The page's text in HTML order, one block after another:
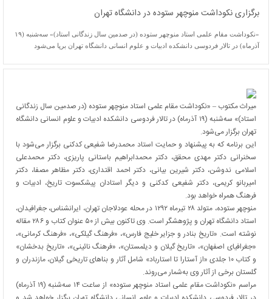
برگزاری نکوداشت منوچهر ستوده در دانشگاه تهران
«نکوداشت مقام علمی استاد منوچهر ستوده (در صدمین سال زندگانی استاد)» سه‌شنبه (۱۹
آذرماه) در تالار فردوسی دانشکده ادبیات و علوم انسانی دانشگاه تهران برپا می‌شود
میراث مکتوب – «نکوداشت مقام علمی استاد منوچهر ستوده (در صدمین سال زندگانی
استاد)» سه‌شنبه (۱۹ آذرماه) در تالار فردوسی دانشکده ادبیات و علوم انسانی دانشگاه
تهران برگزار می‌شود.
این برنامه که به پیشنهاد و حمایت استاد محمدرضا شفیعی ‌کدکنی برگزار می‌شود با
سخنرانی دکتر مهدی محقق، دکتر محمدابراهیم باستانی ‌پاریزی، دکتر محمدعلی
اسلامی ‌ندوشن، دکتر شیرین بیانی، دکتر احمد اقتداری، دکتر مظاهر مصفا، دکتر
امیربانو کریمی، دکتر شفیعی‌ کدکنی و دیگر استادان پیشکسوت تاریخ، ادبیات و
فرهنگ همراه خواهد بود.
منوچهر ستوده، متولد ۲۸ تیرماه ۱۲۹۲ در محله عودلاجان تهران، ایرانشناس، جغرافیدان،
استاد دانشگاه تهران و پژوهشگر است. وی تاکنون بیش از ۵۰ عنوان کتاب و ۲۸۶ مقاله
نوشته است. «تاریخ بنادر و جزایر خلیج فارس»، «فرهنگ گیلکی»، «فرهنگ کرمانی»،
«جغرافیای اصفهان»، «تاریخ گیلان و دیلمستان»، «فرهنگ نائینی»، «تاریخ بدخشان»
و کتاب ۱۰ جلدی «از آستارا تا استارباد» شامل آثار و بناهای تاریخی گیلان، مازندران و
گلستان برخی از آثار وی به‌شمار می‌روند.
مراسم «نکوداشت مقام علمی استاد منوچهر ستوده» از ساعت ۱۴ سه‌شنبه (۱۹ آذرماه)